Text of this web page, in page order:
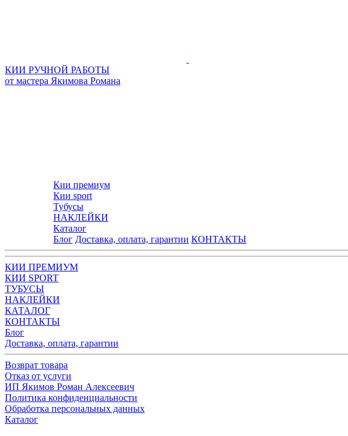
КИИ РУЧНОЙ РАБОТЫ
от мастера Якимова Романа
Кии премиум
Кии sport
Тубусы
НАКЛЕЙКИ
Каталог
Блог Доставка, оплата, гарантии КОНТАКТЫ
КИИ ПРЕМИУМ
КИИ SPORT
ТУБУСЫ
НАКЛЕЙКИ
КАТАЛОГ
КОНТАКТЫ
Блог
Доставка, оплата, гарантии
Возврат товара
Отказ от услуги
ИП Якимов Роман Алексеевич
Политика конфиденциальности
Обработка персональных данных
Каталог